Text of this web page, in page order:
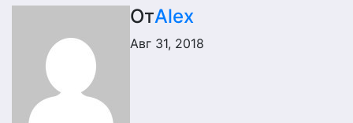
ОтAlex
Авг 31, 2018